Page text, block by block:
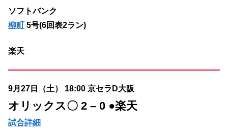
ソフトバンク
柳町 5号(6回表2ラン)
楽天
9月27日（土） 18:00 京セラD大阪
オリックス〇 2 – 0 ●楽天
試合詳細